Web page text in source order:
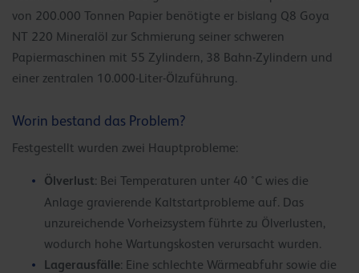
von 200.000 Tonnen Papier benötigte er bislang Q8 Goya
NT 220 Mineralöl zur Schmierung seiner schweren
Papiermaschinen mit 55 Zylindern, 38 Bahn-Zylindern und
einer zentralen 10.000-Liter-Ölzuführung.
Worin bestand das Problem?
Festgestellt wurden zwei Hauptprobleme:
Ölverlust: Bei Temperaturen unter 40 °C wies die
Anlage gravierende Kaltstartprobleme auf. Das
unzureichende Vorheizsystem führte zu Ölverlusten,
wodurch hohe Wartungskosten verursacht wurden.
Lagerausfälle: Eine schlechte Wärmeabfuhr sowie die